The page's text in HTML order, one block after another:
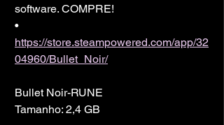
software. COMPRE!
•
https://store.steampowered.com/app/32
04960/Bullet_Noir/
Bullet Noir-RUNE
Tamanho: 2,4 GB